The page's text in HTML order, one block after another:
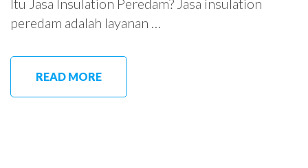
Itu Jasa Insulation Peredam? Jasa insulation
peredam adalah layanan …
READ MORE